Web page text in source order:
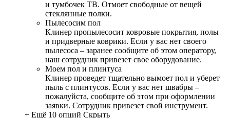
и тумбочек ТВ. Отмоет свободные от вещей
стеклянные полки.
Пылесосим пол
Клинер пропылесосит ковровые покрытия, полы
и придверные коврики. Если у вас нет своего
пылесоса – заранее сообщите об этом оператору,
наш сотрудник привезет свое оборудование.
Моем пол и плинтуса
Клинер проведет тщательно вымоет пол и уберет
пыль с плинтусов. Если у вас нет швабры –
пожалуйста, сообщите об этом при оформлении
заявки. Сотрудник привезет свой инструмент.
+ Ещё 10 опций Скрыть